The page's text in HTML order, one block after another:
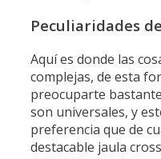
Peculiaridades
Aquí es donde las
complejas, de esta
preocuparte
son universales, y
preferencia que de
destacable jaula